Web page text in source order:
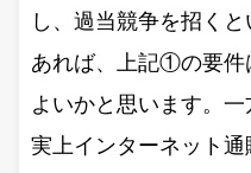
し、過当競争を招く
あれば、上記①の要件
よいかと思います。
実上インターネット